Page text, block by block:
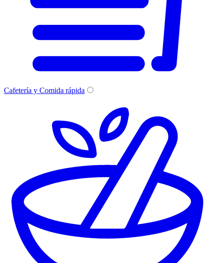
Cafetería y Comida rápida